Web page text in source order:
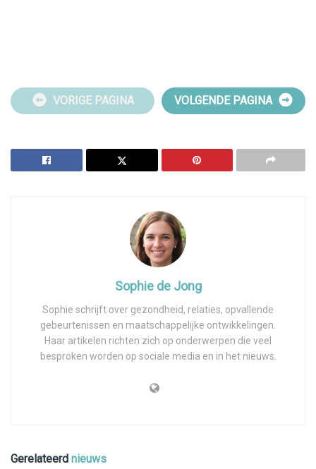
VORIGE PAGINA VOLGENDE PAGINA
Sophie de Jong
Sophie schrijft over gezondheid, relaties, opvallende
gebeurtenissen en maatschappelijke ontwikkelingen.
Haar artikelen richten zich op onderwerpen die veel
besproken worden op sociale media en in het nieuws.
Gerelateerd nieuws